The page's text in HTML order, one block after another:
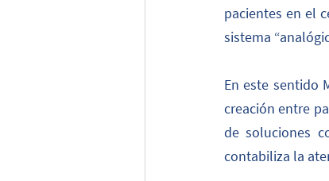
pacientes en el
sistema
En este sentido
creación entre
de soluciones
contabiliza la